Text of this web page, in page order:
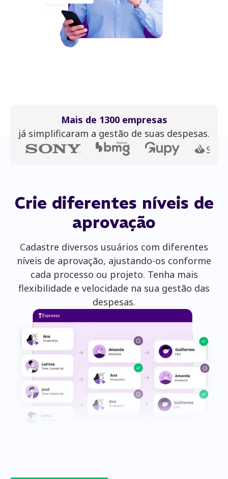
Mais de 1300 empresas
já simplificaram a gestão de suas despesas.
Crie diferentes níveis de
aprovação
Cadastre diversos usuários com diferentes
níveis de aprovação, ajustando-os conforme
cada processo ou projeto. Tenha mais
flexibilidade e velocidade na sua gestão das
despesas.